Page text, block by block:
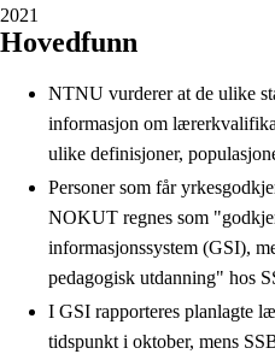
2021
Hovedfunn
NTNU vurderer at de ulike
informasjon om
ulike definisjoner,
Personer som får
NOKUT regnes som
informasjonssystem (GSI),
pedagogisk utdanning" hos
I GSI rapporteres planlagte
tidspunkt i oktober, mens